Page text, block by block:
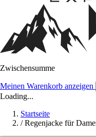
Zwischensumme
Meinen Warenkorb anzeigen
Loading...
Startseite
/ Regenjacke für